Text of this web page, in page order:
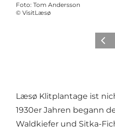
Foto: Tom Andersson
© VisitLæsø
Læsø Klitplantage ist
1930er Jahren begann
Waldkiefer und Sitka-